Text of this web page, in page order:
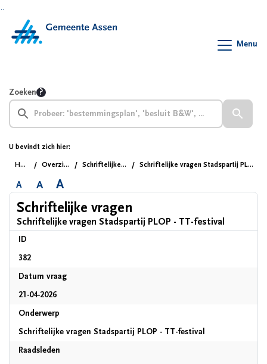
Menu
Zoeken
U bevindt zich hier:
Home Overzichten Schriftelijke vragen Schriftelijke vragen Stadspartij PLOP - TT-festival
A A A
Schriftelijke vragen
Schriftelijke vragen Stadspartij PLOP - TT-festival
ID
382
Datum vraag
21-04-2026
Onderwerp
Schriftelijke vragen Stadspartij PLOP - TT-festival
Raadsleden